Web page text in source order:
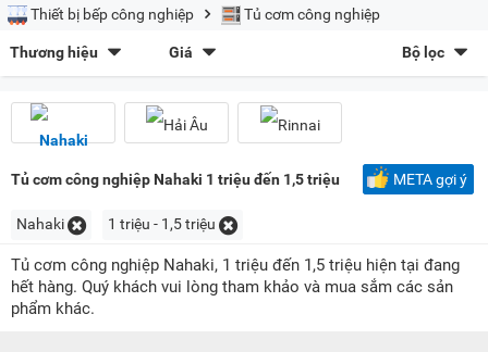
Thiết bị bếp công nghiệp Tủ cơm công nghiệp
Thương hiệu
Nahaki(3)
Giá
Sắp xếp theo
Bán chạy nhất Giá tăng dần Giá giảm dần
Chọn khoảng giá
Bộ lọc
Tủ cơm công nghiệp Nahaki 1 triệu đến 1,5 triệu META gợi ý
Nahaki 1 triệu - 1,5 triệu
Tủ cơm công nghiệp Nahaki, 1 triệu đến 1,5 triệu hiện tại đang
hết hàng. Quý khách vui lòng tham khảo và mua sắm các sản
phẩm khác.